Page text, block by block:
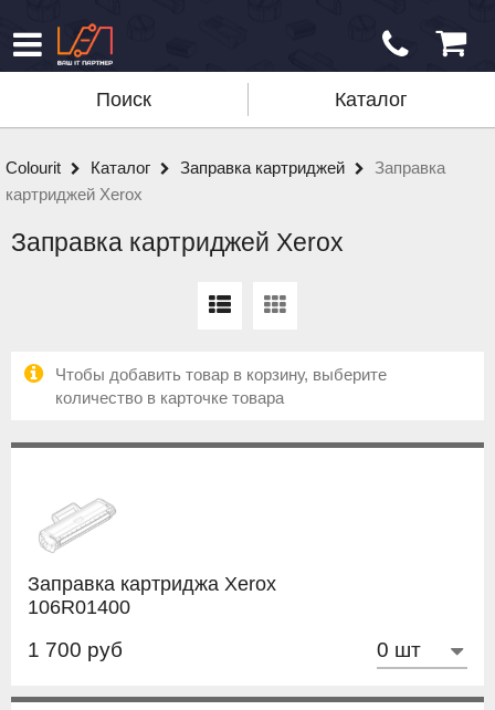
Поиск Каталог
Colourit Каталог Заправка картриджей
Заправка
картриджей Xerox
Заправка картриджей Xerox
Чтобы добавить товар в корзину, выберите
количество в карточке товара
Заправка картриджа Xerox
106R01400
1 700 руб